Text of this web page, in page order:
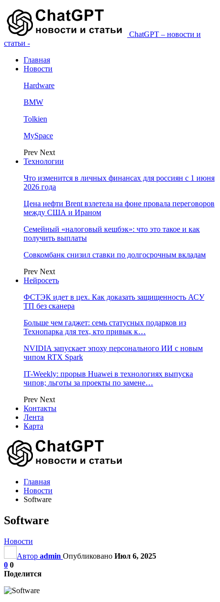
ChatGPT – новости и
статьи -
Главная
Новости
Hardware
BMW
Tolkien
MySpace
Prev Next
Технологии
Что изменится в личных финансах для россиян с 1 июня
2026 года
Цена нефти Brent взлетела на фоне провала переговоров
между США и Ираном
Семейный «налоговый кешбэк»: что это такое и как
получить выплаты
Совкомбанк снизил ставки по долгосрочным вкладам
Prev Next
Нейросеть
ФСТЭК идет в цех. Как доказать защищенность АСУ
ТП без сканера
Больше чем гаджет: семь статусных подарков из
Технопарка для тех, кто привык к…
NVIDIA запускает эпоху персонального ИИ с новым
чипом RTX Spark
IT-Weekly: прорыв Huawei в технологиях выпуска
чипов; льготы за проекты по замене…
Prev Next
Контакты
Лента
Карта
Главная
Новости
Software
Software
Новости
Автор admin Опубликовано Июл 6, 2025
0 0
Поделится